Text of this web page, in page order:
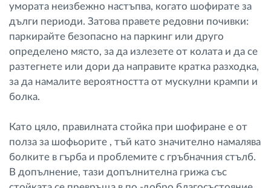
умората неизбежно настъпва, когато шофирате за
дълги периоди. Затова правете редовни почивки:
паркирайте безопасно на паркинг или друго
определено място, за да излезете от колата и да се
разтегнете или дори да направите кратка разходка,
за да намалите вероятността от мускулни крампи и
болка.
Като цяло, правилната стойка при шофиране е от
полза за шофьорите , тъй като значително намалява
болките в гърба и проблемите с гръбначния стълб.
В допълнение, тази допълнителна грижа със